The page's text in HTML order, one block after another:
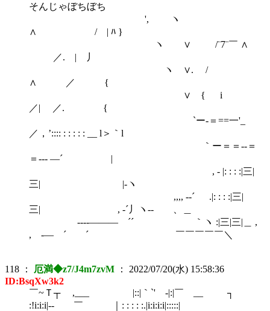
そんじゃぼちぼち
', ヽ
∧ / | ﾊ }
ヽ ∨ /¨7¨￣ ∧
／. | 丿
ヽ ∨. /
∧ ／ {
∨ { i
／| ／. {
`ー-＝==一'_
／，’:::: : : : : : __ l＞｀l
｀ー＝＝-‐＝
＝--- ―´ |
, - |: : : :|三|
三| |-ヽ
,,,, --´ .|: : : :|三|
三| , -´丿ヽ-- 、＿
----――― ´´ ｀ヽ :|三|三|＿ ,
, -― ´ ´ ￣￣￣￣￣＼
118 ： 厄満◆z7/J4m7zvM ： 2022/07/20(水) 15:58:36
ID:BsqXw3k2
￣~Ｔ┬ ,___ |::|｀`' -|:|￣ __ ┐
:!i:i:i|-‐ ￣ ｜: : : : :.|i:i:i:i|:::::|